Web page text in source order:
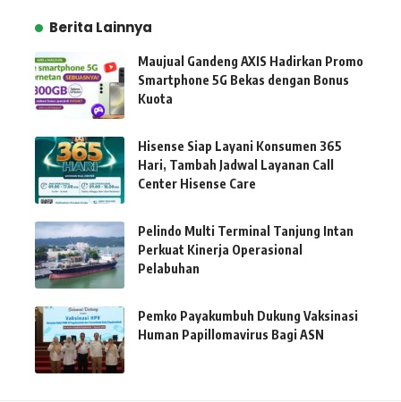
Berita Lainnya
Maujual Gandeng AXIS Hadirkan Promo
Smartphone 5G Bekas dengan Bonus
Kuota
Hisense Siap Layani Konsumen 365
Hari, Tambah Jadwal Layanan Call
Center Hisense Care
Pelindo Multi Terminal Tanjung Intan
Perkuat Kinerja Operasional
Pelabuhan
Pemko Payakumbuh Dukung Vaksinasi
Human Papillomavirus Bagi ASN